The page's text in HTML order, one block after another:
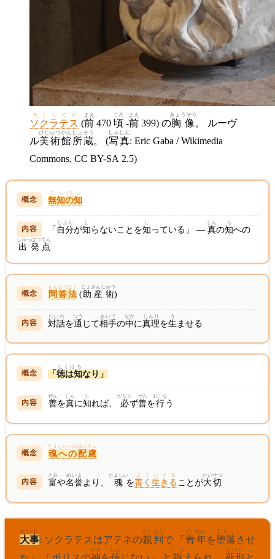
ソクラテス
そくらてす
(前
まえ
470 頃
ころ
-前
まえ
399) の胸像
きょうぞう
。 ルーヴ
ル美術館
びじゅつかん
所蔵
しょぞう
。 (写真
しゃしん
: Eric Gaba / Wikimedia
Commons, CC BY-SA 2.5)
無知の知
むちのち
「 自分
じぶん
が知
し
らないことを知
し
っている」 ―真
しん
の知
ち
への
出発
しゅっぱつ
点
てん
問答法
もんどうほう
(助産術
じょさんじゅつ
)
対話
たいわ
を通
つう
じて相手
あいて
の中
なか
に真理
しんり
を生
う
ませる
「徳は知
とくはち
なり」
善
ぜん
を真
しん
に知
し
れば、 必
かなら
ず善
ぜん
を行
おこな
う
魂への配慮
たましいへのはいりょ
富
とみ
や名誉
めいよ
より、 魂
たましい
を善く生きる
よくいきる
ことが大切
たいせつ
大事
だいじ
: ソクラテスはアテネの裁判
さいばん
で 「 青年
せいねん
を堕落
だらく
させ
かみ しん うった しけい